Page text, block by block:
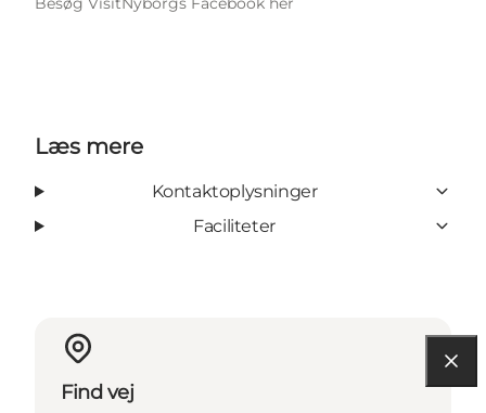
Læs mere
Kontaktoplysninger
Faciliteter
Find vej